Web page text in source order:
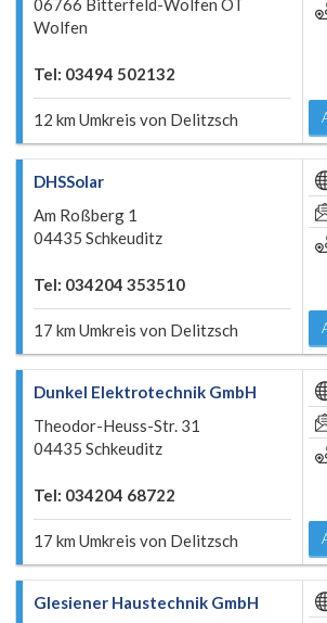
06766 Bitterfeld-Wolfen OT
Wolfen
Tel: 03494 502132
12 km Umkreis von Delitzsch
DHSSolar
Am Roßberg 1
04435 Schkeuditz
Tel: 034204 353510
17 km Umkreis von Delitzsch
Dunkel Elektrotechnik GmbH
Theodor-Heuss-Str. 31
04435 Schkeuditz
Tel: 034204 68722
17 km Umkreis von Delitzsch
Glesiener Haustechnik GmbH